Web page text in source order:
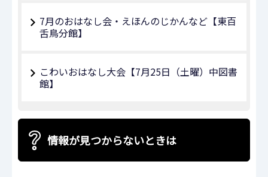
7月のおはなし会・えほんのじかんなど【東百
舌鳥分館】
こわいおはなし大会【7月25日（土曜）中図書
館】
情報が見つからないときは